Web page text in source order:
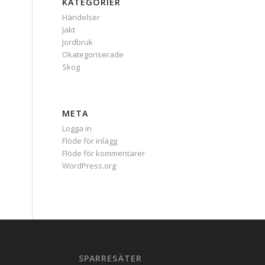
Händelser
Jakt
Jordbruk
Okategoriserade
Skog
META
Logga in
Flöde för inlägg
Flöde för kommentarer
WordPress.org
SPARRESÄTER